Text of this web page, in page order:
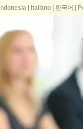
Indonesia| Italiano| 한국어